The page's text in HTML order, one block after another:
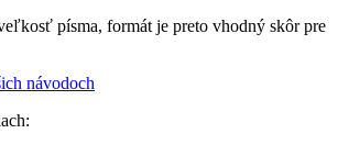
písma, formát je preto vhodný skôr pre
návodoch